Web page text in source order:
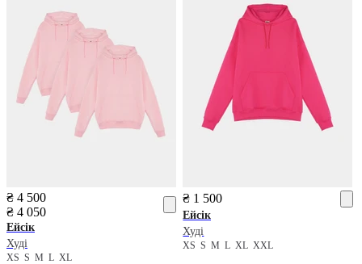
₴ 4 500
₴ 4 050
Ейсік
Худі
XS S M L XL
₴ 1 500
Ейсік
Худі
XSSMLXLXXL